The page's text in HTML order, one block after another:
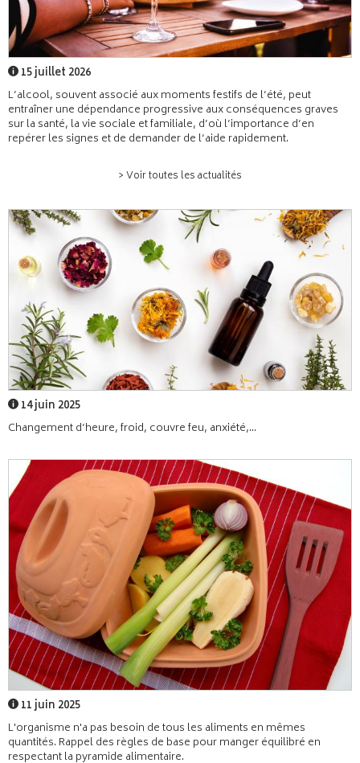
15 juillet 2026
L’alcool, souvent associé aux moments festifs de l’été, peut
entraîner une dépendance progressive aux conséquences graves
sur la santé, la vie sociale et familiale, d’où l’importance d’en
repérer les signes et de demander de l’aide rapidement.
> Voir toutes les actualités
14 juin 2025
Changement d’heure, froid, couvre feu, anxiété,...
11 juin 2025
L'organisme n'a pas besoin de tous les aliments en mêmes
quantités. Rappel des règles de base pour manger équilibré en
respectant la pyramide alimentaire.